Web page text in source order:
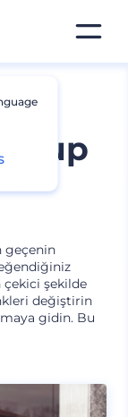
geçenin
çekici şekilde
değiştirin
gidin. Bu